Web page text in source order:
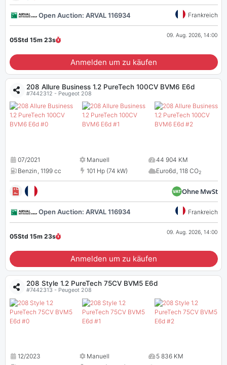
Open Auction: ARVAL 116934 Frankreich
05Std 15m 22s
09. Aug. 2026, 14:00
Anmelden um zu käufen
208 Allure Business 1.2 PureTech 100CV BVM6 E6d
#7442312 - Peugeot 208
07/2021 Manuell
44 904 KM
Benzin, 1199 cc 101 Hp (74 kW) Euro6d, 118 CO2
Ohne MwSt
Open Auction: ARVAL 116934 Frankreich
05Std 15m 22s
09. Aug. 2026, 14:00
Anmelden um zu käufen
208 Style 1.2 PureTech 75CV BVM5 E6d
#7442313 - Peugeot 208
12/2023 Manuell
5 836 KM